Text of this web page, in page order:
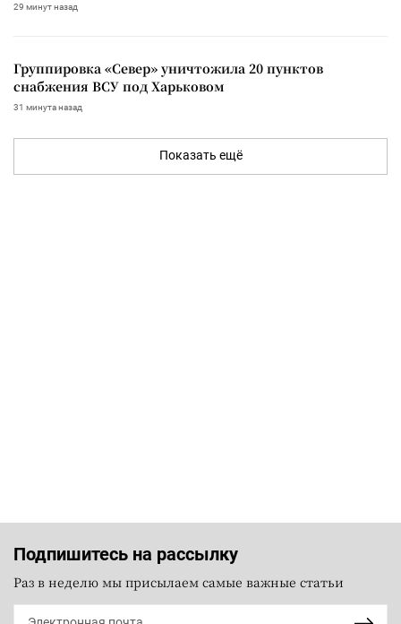
29 минут назад
Группировка «Север» уничтожила 20 пунктов
снабжения ВСУ под Харьковом
31 минута назад
Показать ещё
Подпишитесь на рассылку
Раз в неделю мы присылаем самые важные статьи